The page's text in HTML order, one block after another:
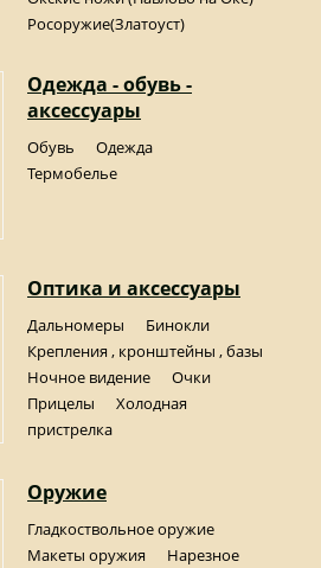
Росоружие(Златоуст)
Одежда - обувь -
аксессуары
Обувь
Одежда
Термобелье
Оптика и аксессуары
Дальномеры
Бинокли
Крепления , кронштейны , базы
Ночное видение
Очки
Прицелы
Холодная
пристрелка
Оружие
Гладкоствольное оружие
Макеты оружия
Нарезное